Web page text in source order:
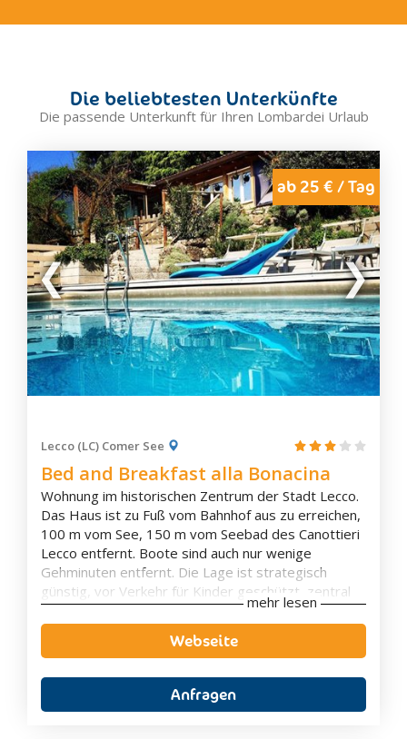
Clusone
Cremona
Edolo
Erba
Foppolo
Gallarate
Gardone Riviera
Gravedona
Grosio
Inverigo
Iseo
Lecco
Livigno
Livo
Lodi
Lodi Vecchio
Lomello
Lovere
Die beliebtesten Unterkünfte
Die passende Unterkunft für Ihren Lombardei Urlaub
ab 25 € / Tag
Lecco (LC) Comer See
Bed and Breakfast alla Bonacina
Wohnung im historischen Zentrum der Stadt Lecco.
Das Haus ist zu Fuß vom Bahnhof aus zu erreichen,
100 m vom See, 150 m vom Seebad des Canottieri
Lecco entfernt. Boote sind auch nur wenige
Gehminuten entfernt. Die Lage ist strategisch
günstig, vor Verkehr für Kinder geschützt, zentral
und in der Nähe von Unterhaltungsangeboten,
Geschäften und Restaurants, aber gleichzeitig
abgelegen und ruhig. Die Wohnung ist perfekt
Klimaanlage, TV. Es hat ein großes Doppelzimmer
mit einem dritten Einzelbett; im Wohnbereich ein
mehr lesen
Webseite
Anfragen